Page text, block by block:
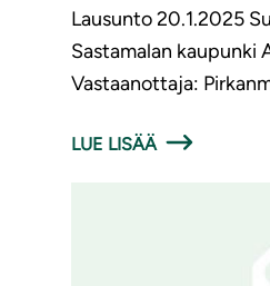
Lausunto 20.1.2025
Sastamalan kaupunki
Vastaanottaja:
LUE LISÄÄ